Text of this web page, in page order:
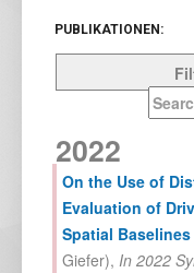
PUBLIKATIONEN:
2022
On the Use of
Evaluation of
Spatial Baselines
Giefer), In 2022